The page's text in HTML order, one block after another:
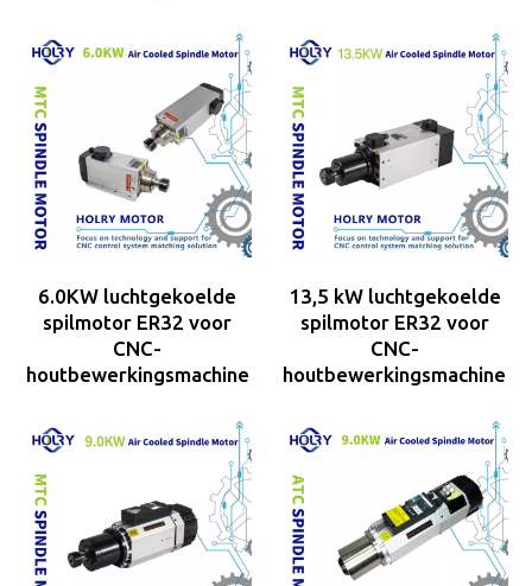
6.0KW luchtgekoelde
spilmotor ER32 voor
CNC-
houtbewerkingsmachine
13,5 kW luchtgekoelde
spilmotor ER32 voor
CNC-
houtbewerkingsmachine